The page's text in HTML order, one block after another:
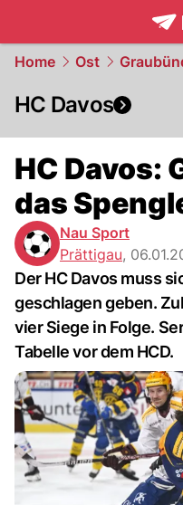
Home Ost
HC Davos
HC Davos:
das
Nau Sport
Prättigau,
Der HC Davos muss
geschlagen geben.
vier Siege in Folge.
Tabelle vor dem HCD.